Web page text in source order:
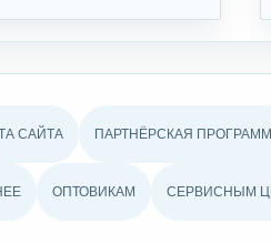
САЙТА ПАРТНЁРСКАЯ
ОПТОВИКАМ СЕРВИСНЫМ